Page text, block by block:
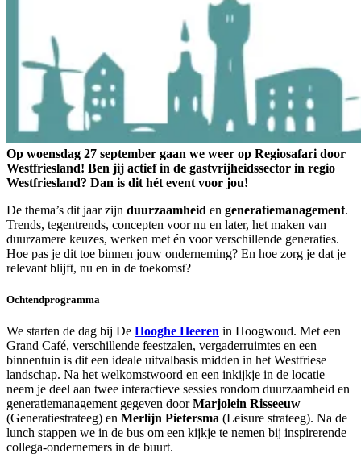
Op woensdag 27 september gaan we weer op Regiosafari door
Westfriesland! Ben jij actief in de gastvrijheidssector in regio
Westfriesland? Dan is dit hét event voor jou!
De thema’s dit jaar zijn duurzaamheid en generatiemanagement.
Trends, tegentrends, concepten voor nu en later, het maken van
duurzamere keuzes, werken met én voor verschillende generaties.
Hoe pas je dit toe binnen jouw onderneming? En hoe zorg je dat je
relevant blijft, nu en in de toekomst?
Ochtendprogramma
We starten de dag bij De Hooghe Heeren in Hoogwoud. Met een
Grand Café, verschillende feestzalen, vergaderruimtes en een
binnentuin is dit een ideale uitvalbasis midden in het Westfriese
landschap. Na het welkomstwoord en een inkijkje in de locatie
neem je deel aan twee interactieve sessies rondom duurzaamheid en
generatiemanagement gegeven doorMarjolein Risseeuw
(Generatiestrateeg) en Merlijn Pietersma (Leisure strateeg). Na de
lunch stappen we in de bus om een kijkje te nemen bij inspirerende
collega-ondernemers in de buurt.